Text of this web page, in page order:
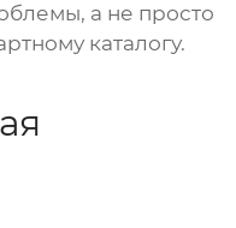
а не просто
каталогу.